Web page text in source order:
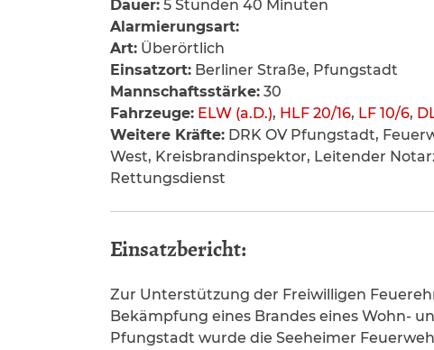
Dauer: 5 Stunden 40 Minuten
Alarmierungsart:
Art: Überörtlich
Einsatzort: Berliner Straße, Pfungstadt
Mannschaftsstärke: 30
Fahrzeuge: ELW (a.D.), HLF 20/16, LF 10/6,
Weitere Kräfte: DRK OV Pfungstadt,
West, Kreisbrandinspektor, Leitender
Rettungsdienst
Einsatzbericht:
Zur Unterstützung der Freiwilligen
Bekämpfung eines Brandes eines Wohn-
Pfungstadt wurde die Seeheimer